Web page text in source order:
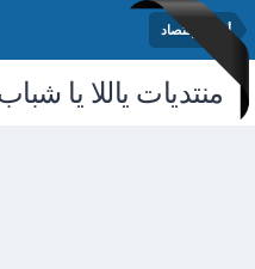
أخبار الإقتصاد
منتديات ياللا يا شباب